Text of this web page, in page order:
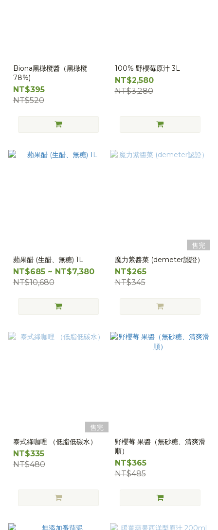
Biona黑橄欖醬（黑橄欖
78%)
NT$395
NT$520
100% 野櫻莓原汁 3L
NT$2,580
NT$3,280
蘋果醋 (生醋、無糖) 1L
NT$685 ~ NT$7,380
NT$10,680
售完
魔力紫醬菜 (demeter認證）
NT$265
NT$345
售完
泰式綠咖哩 （低脂低碳水）
NT$335
NT$480
野櫻莓 果醬（無砂糖、清爽滑
順）
NT$365
NT$485